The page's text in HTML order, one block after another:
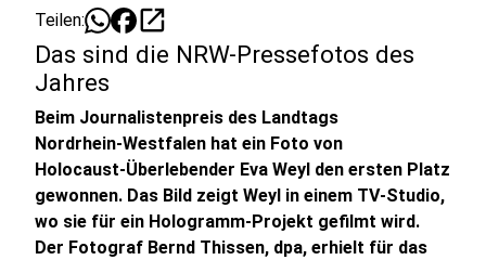
Teilen: open_in_new
Das sind die NRW-Pressefotos des
Jahres
Beim Journalistenpreis des Landtags
Nordrhein‑Westfalen hat ein Foto von
Holocaust‑Überlebender Eva Weyl den ersten Platz
gewonnen. Das Bild zeigt Weyl in einem TV‑Studio,
wo sie für ein Hologramm‑Projekt gefilmt wird.
Der Fotograf Bernd Thissen, dpa, erhielt für das